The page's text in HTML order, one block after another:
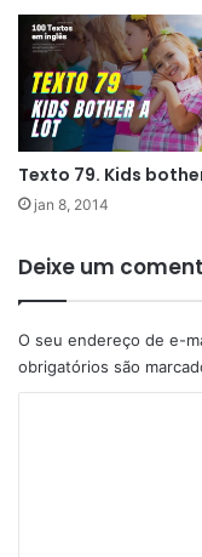
Texto 79. Kids
jan 8, 2014
Deixe um
O seu endereço de e-
obrigatórios são